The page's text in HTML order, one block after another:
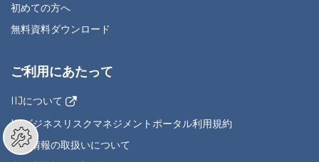
初めての方へ
無料資料ダウンロード
ご利用にあたって
IIJについて
IIJビジネスリスクマネジメントポータル利用規約
個人情報の取扱いについて